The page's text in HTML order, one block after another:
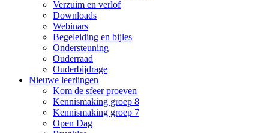
Verzuim en verlof
Downloads
Webinars
Begeleiding en bijles
Ondersteuning
Ouderraad
Ouderbijdrage
Nieuwe leerlingen
Kom de sfeer proeven
Kennismaking groep 8
Kennismaking groep 7
Open Dag